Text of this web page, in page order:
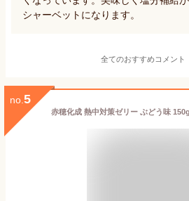
シャーベットになります。
全てのおすすめコメント
no. 5